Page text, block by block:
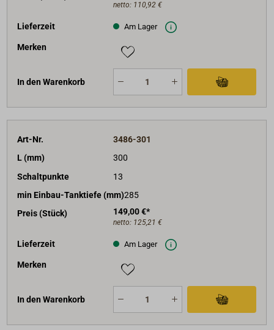
netto: 110,92 €
Lieferzeit Am Lager
Merken
In den Warenkorb
Art-Nr.
3486-301
L (mm)
300
Schaltpunkte
13
min Einbau-Tanktiefe (mm)285
Preis (Stück)
149,00 €*
netto: 125,21 €
Lieferzeit Am Lager
Merken
In den Warenkorb